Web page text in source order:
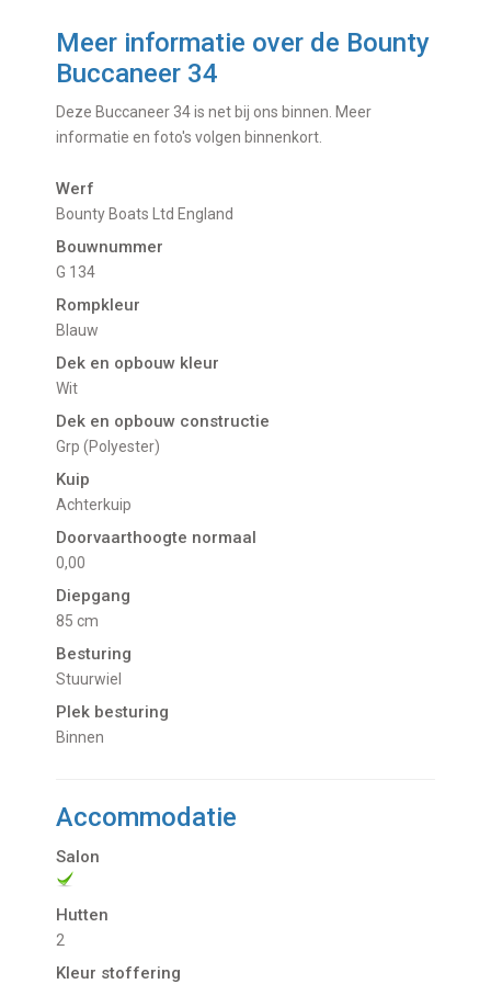
Meer informatie over de Bounty
Buccaneer 34
Deze Buccaneer 34 is net bij ons binnen. Meer
informatie en foto's volgen binnenkort.
Werf
Bounty Boats Ltd England
Bouwnummer
G 134
Rompkleur
Blauw
Dek en opbouw kleur
Wit
Dek en opbouw constructie
Grp (Polyester)
Kuip
Achterkuip
Doorvaarthoogte normaal
0,00
Diepgang
85 cm
Besturing
Stuurwiel
Plek besturing
Binnen
Accommodatie
Salon
Hutten
2
Kleur stoffering